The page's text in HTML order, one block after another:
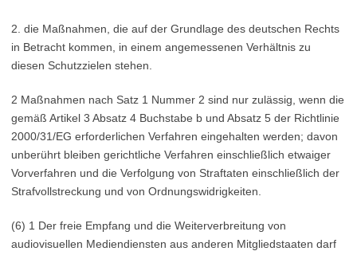
2. die Maßnahmen, die auf der Grundlage des deutschen Rechts
in Betracht kommen, in einem angemessenen Verhältnis zu
diesen Schutzzielen stehen.
2 Maßnahmen nach Satz 1 Nummer 2 sind nur zulässig, wenn die
gemäß Artikel 3 Absatz 4 Buchstabe b und Absatz 5 der Richtlinie
2000/31/EG erforderlichen Verfahren eingehalten werden; davon
unberührt bleiben gerichtliche Verfahren einschließlich etwaiger
Vorverfahren und die Verfolgung von Straftaten einschließlich der
Strafvollstreckung und von Ordnungswidrigkeiten.
(6) 1 Der freie Empfang und die Weiterverbreitung von
audiovisuellen Mediendiensten aus anderen Mitgliedstaaten darf